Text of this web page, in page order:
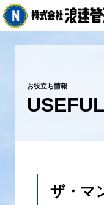
お役立ち情報
USEFUL
ザ・マ